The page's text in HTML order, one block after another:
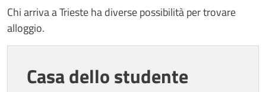
Contenuto
Chi arriva a Trieste ha diverse possibilità per trovare
alloggio.
Casa dello studente